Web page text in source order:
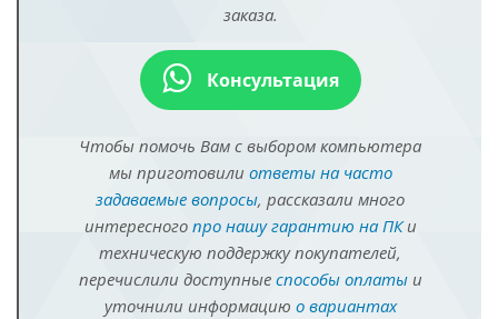
заказа.
Консультация
Чтобы помочь Вам с выбором компьютера
мы приготовили ответы на часто
задаваемые вопросы, рассказали много
интересного про нашу гарантию на ПКи
техническую поддержку покупателей,
перечислили доступные способы оплатыи
уточнили информацию о вариантах